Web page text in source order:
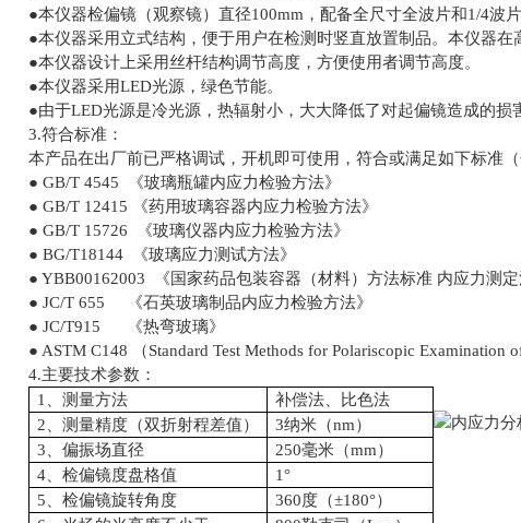
●本仪器检偏镜（观察镜）直径100mm，配备全尺寸全波片和1/4波
●本仪器采用立式结构，便于用户在检测时竖直放置制品。本仪器
●本仪器设计上采用丝杆结构调节高度，方便使用者调节高度。
●本仪器采用LED光源，绿色节能。
●由于LED光源是冷光源，热辐射小，大大降低了对起偏镜造成的损
3.符合标准：
本产品在出厂前已严格调试，开机即可使用，符合或满足如下标准
● GB/T 4545 《玻璃瓶罐内应力检验方法》
● GB/T 12415 《药用玻璃容器内应力检验方法》
● GB/T 15726 《玻璃仪器内应力检验方法》
● BG/T18144 《玻璃应力测试方法》
● YBB00162003 《国家药品包装容器（材料）方法标准 内应力测定
● JC/T 655 《石英玻璃制品内应力检验方法》
● JC/T915 《热弯玻璃》
● ASTM C148 （Standard Test Methods for Polariscopic
4.主要技术参数：
1、测量方法
补偿法、比色法
2、测量精度（双折射程差值）
3纳米（nm）
3、偏振场直径
250毫米（mm）
4、检偏镜度盘格值
1°
5、检偏镜旋转角度
360度（±180°）